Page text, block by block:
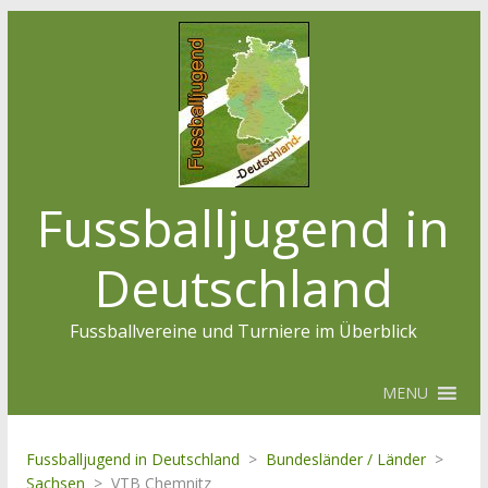
Fussballjugend in
Deutschland
Fussballvereine und Turniere im Überblick
MENU
Fussballjugend in Deutschland > Bundesländer / Länder >
Sachsen > VTB Chemnitz